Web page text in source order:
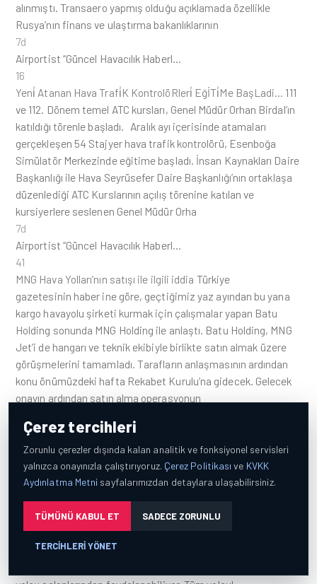
alınmıştı. Transaero yapmış olduğu açıklamada özellikle
Rusya’nın finans ve ulaştırma bakanlıklarının
7d
Airportist “Güncel Havacılık Haberl…
16
Yeni̇ Atanan Hava Trafi̇K KontrolöRleri̇ EğİTi̇Me BaşLadi… 111
ve 112. Dönem temel ATC kursları, Genel Müdür Orhan Birdal’ın
katıldığı törenle başladı. Aralık ayı içerisinde atamaları
gerçekleşen 54 Stajyer hava trafik kontrolörü, Esenboğa
Simülatör Merkezinde eğitime başladı. İnsan Kaynakları Daire
Başkanlığı ile Hava Seyrüsefer Daire Başkanlığı’nın ortaklaşa
düzenlediği ATC Kurslarının açılış törenine katılan ve
kursiyerlere seslenen Genel Müdür Orha
7d
Airportist “Güncel Havacılık Haberl…
41
MNG Hava Yolları’nın satışı ile ilgili iddia Türkiye
gazetesinin haber ine göre, geçtiğimiz yaz ayından bu yana
kargo havayolu şirketi kurmak için çalışmalar yapan Batu
Holding sonunda MNG Holding ile anlaştı. Batu Holding, MNG
Jet’i de hangarı ve teknik ekibiyle birlikte satın almak üzere
görüşmelerini tamamladı. Tarafların anlaşmasının ardından
konu önümüzdeki hafta Rekabet Kurulu’na gidecek. Gelecek
onayın ardından satın alma operasyonun
Airportist “Güncel Havacılık Haberl…
26
THY özel yolcu salonlarını ücretli kullanıma da
açtıSabihaGökçen Lounge THY Kış tarifesi boyunca Atatürk
Havalimanı İç Hatlar ve Dış Hatlar Geliş ile Sabiha Gökçen
Havalimanı Dış Hatlar özel yolcu salonları kapılarını tüm
yolcularına açıyor. Yolcu yoğunluğunun az olduğu saatlerde,
özel yolcu salonunu kullanamayan tüm yolcular, hizmetin Türk
Çerez tercihleri
Zorunlu çerezler dışında kalan analitik ve fonksiyonel servisleri
yalnızca onayınızla çalıştırıyoruz. Çerez Politikası ve KVKK
Aydınlatma Metni sayfalarımızdan detaylara ulaşabilirsiniz.
TÜMÜNÜ KABUL ET SADECE ZORUNLU
TERCIHLERI YÖNET